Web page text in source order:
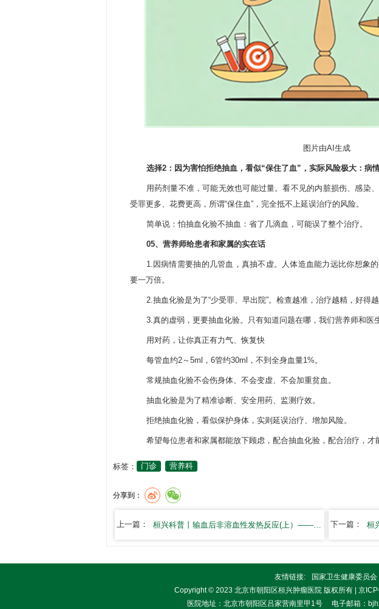
图片由AI生成
选择2：因为害怕拒绝抽血，看似“保住了血”，实际风险极大：病
用药剂量不准，可能无效也可能过量。看不见的内脏损伤、感染
受罪更多、花费更高，所谓“保住血”，完全抵不上延误治疗的风险。
简单说：怕抽血化验不抽血：省了几滴血，可能误了整个治疗。
05、 营养师给患者和家属的实在话
1.因病情需要抽的几管血，真抽不虚。人体造血能力远比你想象
要一万倍。
2.抽血化验是为了“少受罪、早出院”。检查越准，治疗越精，好得越
3.真的虚弱，更要抽血化验。只有知道问题在哪，我们营养师和医
用对药，让你真正有力气、恢复快
每管血约2～5ml，6管约30ml，不到全身血量1%。
常规抽血化验不会伤身体、不会变虚、不会加重贫血。
抽血化验是为了精准诊断、安全用药、监测疗效。
拒绝抽血化验，看似保护身体，实则延误治疗、增加风险。
希望每位患者和家属都能放下顾虑，配合抽血化验，配合治疗，才
标签： 门诊 营养科
分享到：
上一篇： 桓兴科普丨输血后非溶血性发热反应(上）——发病机理 下一篇： 桓
友情链接: 国家卫生健康委员会
Copyright © 2023 北京市朝阳区桓兴肿瘤医院 版权所有 | 京
医院地址：北京市朝阳区吕家营南里甲1号 电子邮箱：